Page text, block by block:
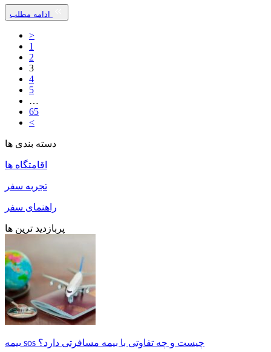
ادامه مطلب
>
1
2
3
4
5
…
65
<
دسته بندی ها
اقامتگاه ها
تجربه سفر
راهنمای سفر
پربازدید ترین ها
بیمه sos چیست و چه تفاوتی با بیمه مسافرتی دارد؟